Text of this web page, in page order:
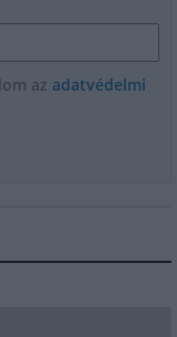
az adatvédelmi